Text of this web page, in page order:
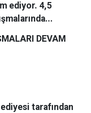
ediyor. 4,5
DEVAM
tarafından